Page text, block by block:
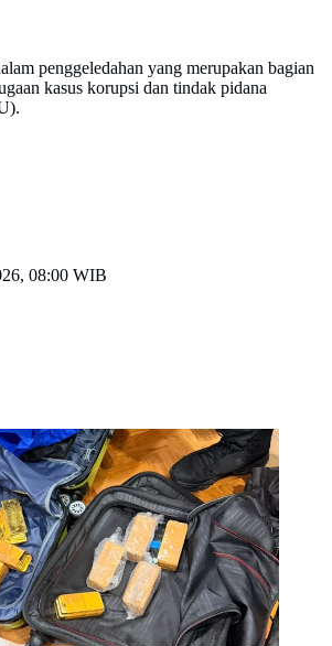
penggeledahan yang merupakan bagian
kasus korupsi dan tindak pidana
08:00 WIB